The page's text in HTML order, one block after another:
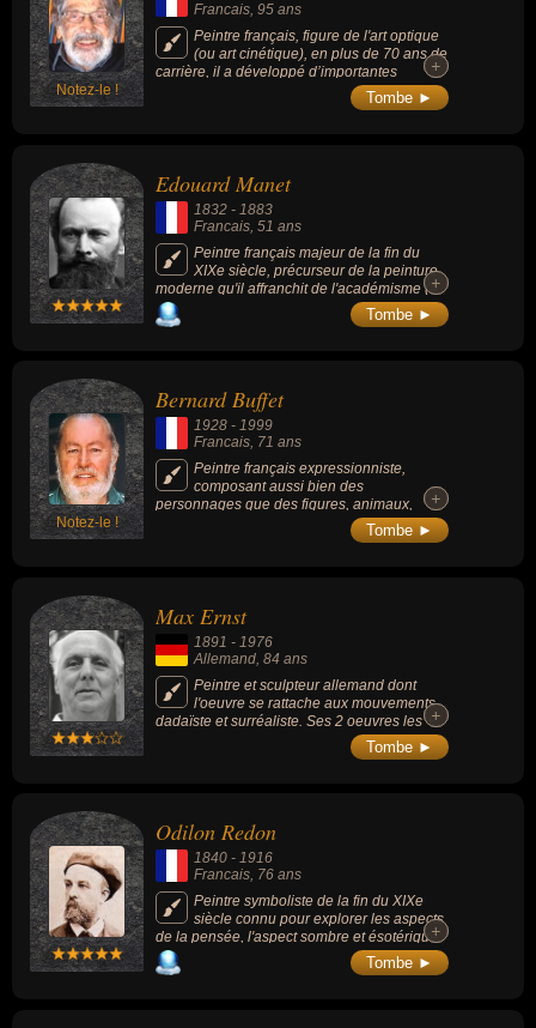
Notez-le !
Francais, 95 ans
Peintre français, figure de l'art optique
(ou art cinétique), en plus de 70 ans de
carrière, il a développé d’importantes
recherches sur la couleur et ses oeuvres
sont exposées dans les plus grands musées
+
+
Tombe ►
Edouard Manet
1832 - 1883
Francais , 51 ans
Peintre français majeur de la fin du
XIXe siècle, précurseur de la peinture
moderne qu'il affranchit de l'académisme (à
tort considéré comme l'un des pères de
l'impressionnisme duquel il se différencie par
lumière). Ses peintures les plus célèbres
sont « Le Déjeuner sur l'herbe » (1862) ou «
Olympia » (1863).
+
+
Tombe ►
Notez-le !
Bernard Buffet
1928 - 1999
Francais, 71 ans
Peintre français expressionniste,
composant aussi bien des
personnages que des figures, animaux,
nus... et dont les tableaux les plus connues
sont « Tête de Clown » (1950), « Femme au
+
+
Tombe ►
Max Ernst
1891 - 1976
Allemand , 84 ans
Peintre et sculpteur allemand dont
l'oeuvre se rattache aux mouvements
dadaïste et surréaliste. Ses 2 oeuvres les +
connues sont « Le Rossignol chinois »
(1920, photomontage) et « L'Éléphant de
+
+
Tombe ►
Odilon Redon
1840 - 1916
Francais, 76 ans
Peintre symboliste de la fin du XIXe
siècle connu pour explorer les aspects
de la pensée, l'aspect sombre et ésotérique
de l'âme humaine, empreinte des
mécanismes du rêve : « Le cyclope » (1914),
+
+
Tombe ►